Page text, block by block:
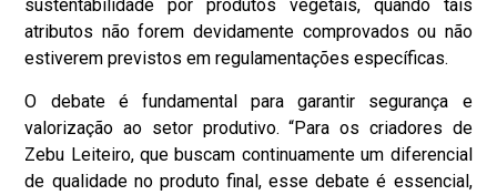
sustentabilidade por produtos vegetais, quando tais
atributos não forem devidamente comprovados ou não
estiverem previstos em regulamentações específicas.
O debate é fundamental para garantir segurança e
valorização ao setor produtivo. “Para os criadores de
Zebu Leiteiro, que buscam continuamente um diferencial
de qualidade no produto final, esse debate é essencial,